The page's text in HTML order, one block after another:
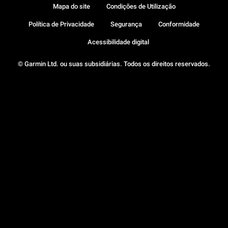
© Garmin Ltd. ou suas subsidiárias. Todos os direitos reservados.
Mapa do site Condições de Utilização
Política de Privacidade Segurança Conformidade
Acessibilidade digital